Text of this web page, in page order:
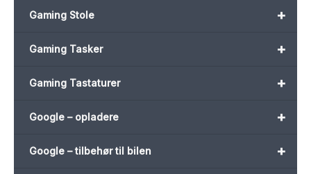
+
Gaming Stole
+
Gaming Tasker
+
Gaming Tastaturer
+
Google – opladere
+
Google – tilbehør til bilen